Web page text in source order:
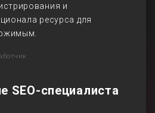
и
ресурса для
SEO-специалиста